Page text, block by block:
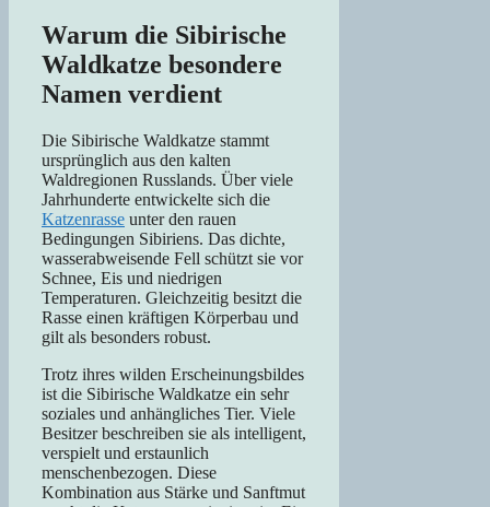
Warum die Sibirische
Waldkatze besondere
Namen verdient
Die Sibirische Waldkatze stammt
ursprünglich aus den kalten
Waldregionen Russlands. Über viele
Jahrhunderte entwickelte sich die
Katzenrasse unter den rauen
Bedingungen Sibiriens. Das dichte,
wasserabweisende Fell schützt sie vor
Schnee, Eis und niedrigen
Temperaturen. Gleichzeitig besitzt die
Rasse einen kräftigen Körperbau und
gilt als besonders robust.
Trotz ihres wilden Erscheinungsbildes
ist die Sibirische Waldkatze ein sehr
soziales und anhängliches Tier. Viele
Besitzer beschreiben sie als intelligent,
verspielt und erstaunlich
menschenbezogen. Diese
Kombination aus Stärke und Sanftmut